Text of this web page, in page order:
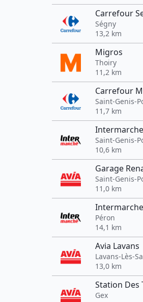
Carrefour
Ségny
13,2 km
Migros
Thoiry
11,2 km
Carrefour
Saint-Genis-
11,7 km
Saint-Genis-
10,6 km
Garage
Saint-Genis-
11,0 km
Péron
14,1 km
Avia Lavans
Lavans-Lès-
13,0 km
Station Des
Gex